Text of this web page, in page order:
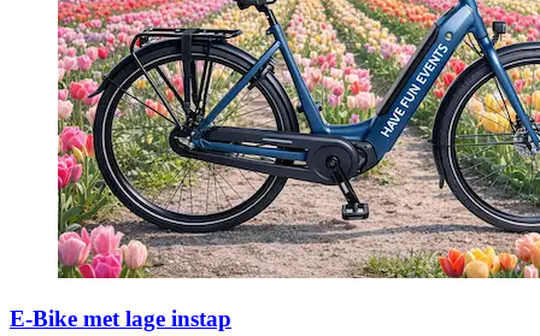
E-Bike met lage instap